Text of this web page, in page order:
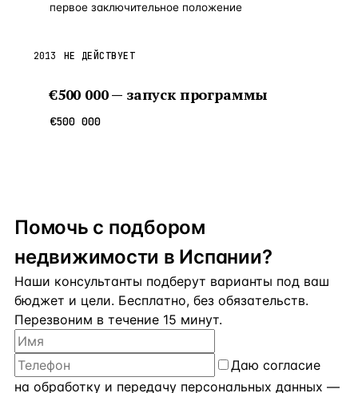
первое заключительное положение
2013 НЕ ДЕЙСТВУЕТ
€500 000 — запуск программы
€500 000
Помочь с подбором
недвижимости в Испании?
Наши консультанты подберут варианты под ваш
бюджет и цели. Бесплатно, без обязательств.
Перезвоним в течение 15 минут.
Даю согласие
на обработку и передачу персональных данных —